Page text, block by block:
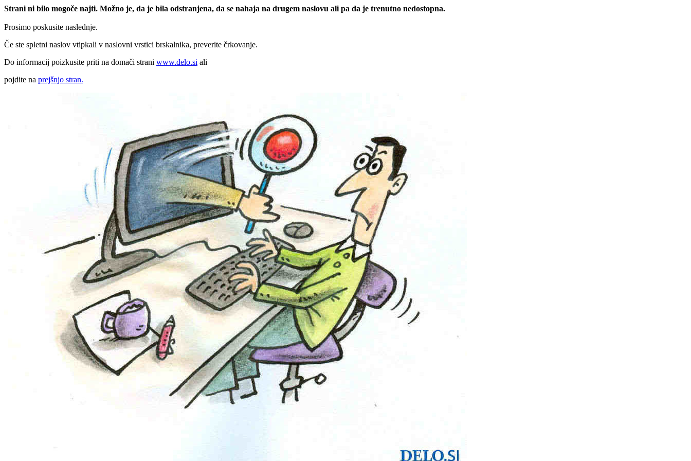
Strani ni bilo mogoče najti. Možno je, da je bila odstranjena, da se nahaja na drugem naslovu ali pa da je trenutno nedostopna.
Prosimo poskusite naslednje.
Če ste spletni naslov vtipkali v naslovni vrstici brskalnika, preverite črkovanje.
Do informacij poizkusite priti na domači strani www.delo.si ali
pojdite na prejšnjo stran.